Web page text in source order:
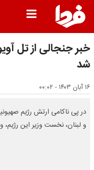
خبر جنجالی از تل
شد
۱۶ آبان ۱۴۰۳ - ۰۰:۰۲
در پی ناکامی ارتش رژیم
و لبنان، نخست وزیر این رژیم،